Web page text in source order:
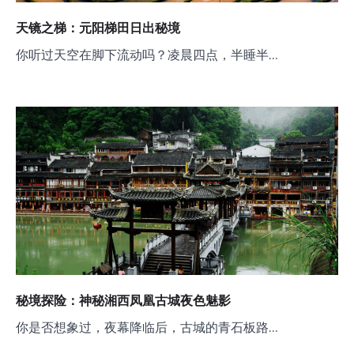
天镜之梯：元阳梯田日出秘境
你听过天空在脚下流动吗？凌晨四点，半睡半…
秘境探险：神秘湘西凤凰古城夜色魅影
你是否想象过，夜幕降临后，古城的青石板路…